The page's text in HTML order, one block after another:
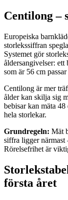
Centilong –
Europeiska
storlekssiffran
Systemet gör
åldersangivelser: ett
som är 56 cm
Centilong är mer
ålder kan skilja sig
bebisar kan mäta
hela storlekar.
Grundregeln: Mät
siffra ligger närmast
Rörelsefrihet är
första året